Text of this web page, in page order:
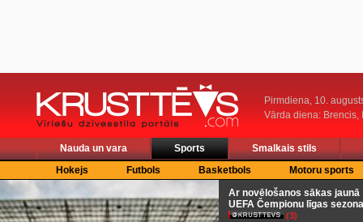
Pirmdiena, 10.
Vārda diena: Brencis,
Nauda un vara Sports
Smalkais stils
Hokejs
Futbols Basketbols Motoru sports
Ar novēlošanos sākas jaunā
UEFA Čempionu līgas sezona
(3)